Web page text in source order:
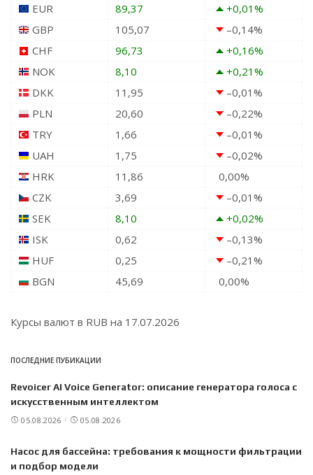
EUR
89,37 +0,01%
GBP
105,07 –0,14%
CHF
96,73 +0,16%
NOK
8,10 +0,21%
DKK
11,95 –0,01%
PLN
20,60 –0,22%
TRY
1,66 –0,01%
UAH
1,75 –0,02%
HRK
11,86 0,00%
CZK
3,69 –0,01%
SEK
8,10 +0,02%
ISK
0,62 –0,13%
HUF
0,25 –0,21%
BGN
45,69 0,00%
Курсы валют в RUB на 17.07.2026
ПОСЛЕДНИЕ ПУБИКАЦИИ
Revoicer AI Voice Generator: описание генератора голоса с
искусственным интеллектом
05.08.2026 05.08.2026
Насос для бассейна: требования к мощности фильтрации
и подбор модели